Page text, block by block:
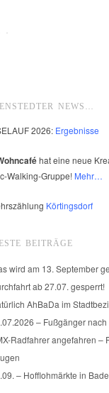
·
NEWS…
2026: Ergebnisse
hat eine neue
Walking-Gruppe! Mehr…
Körtingsdorf
BEITRÄGE
wird am 13. September
ab 27.07. gesperrt!
AhBaDa im
– Fußgänger nach
Radfahrer angefahren –
– Hofflohmärkte in